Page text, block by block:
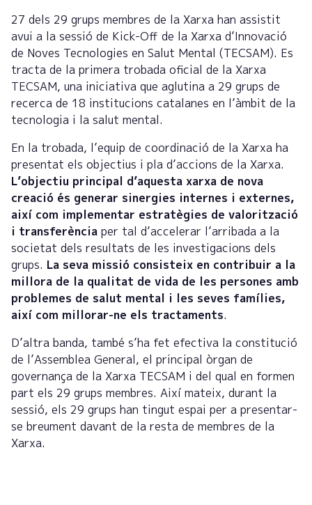
27 dels 29 grups membres de la Xarxa han assistit
avui a la sessió de Kick-Off de la Xarxa d’Innovació
de Noves Tecnologies en Salut Mental (TECSAM). Es
tracta de la primera trobada oficial de la Xarxa
TECSAM, una iniciativa que aglutina a 29 grups de
recerca de 18 institucions catalanes en l’àmbit de la
tecnologia i la salut mental.
En la trobada, l’equip de coordinació de la Xarxa ha
presentat els objectius i pla d’accions de la Xarxa.
L’objectiu principal d’aquesta xarxa de nova
creació és generar sinergies internes i externes,
així com implementar estratègies de valorització
i transferència per tal d’accelerar l’arribada a la
societat dels resultats de les investigacions dels
grups. La seva missió consisteix en contribuir a la
millora de la qualitat de vida de les persones amb
problemes de salut mental i les seves famílies,
així com millorar-ne els tractaments.
D’altra banda, també s’ha fet efectiva la constitució
de l’Assemblea General, el principal òrgan de
governança de la Xarxa TECSAM i del qual en formen
part els 29 grups membres. Així mateix, durant la
sessió, els 29 grups han tingut espai per a presentar-
se breument davant de la resta de membres de la
Xarxa.